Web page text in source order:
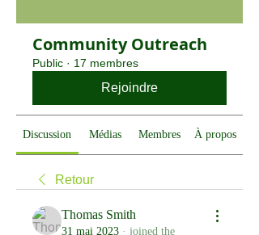
Community Outreach
Public · 17 membres
Rejoindre
Discussion Médias Membres À propos
Retour
Thomas Smith
31 mai 2023 · joined the